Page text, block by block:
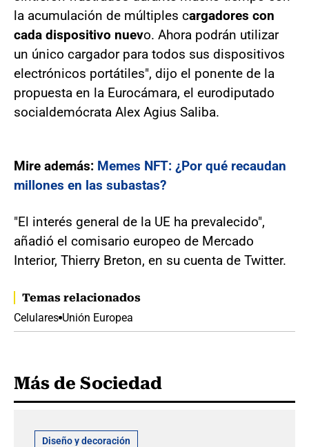
la acumulación de múltiples cargadores con
cada dispositivo nuevo. Ahora podrán utilizar
un único cargador para todos sus dispositivos
electrónicos portátiles", dijo el ponente de la
propuesta en la Eurocámara, el eurodiputado
socialdemócrata Alex Agius Saliba.
Mire además: Memes NFT: ¿Por qué recaudan
millones en las subastas?
"El interés general de la UE ha prevalecido",
añadió el comisario europeo de Mercado
Interior, Thierry Breton, en su cuenta de Twitter.
Temas relacionados
Celulares Unión Europea
Más de Sociedad
Diseño y decoración